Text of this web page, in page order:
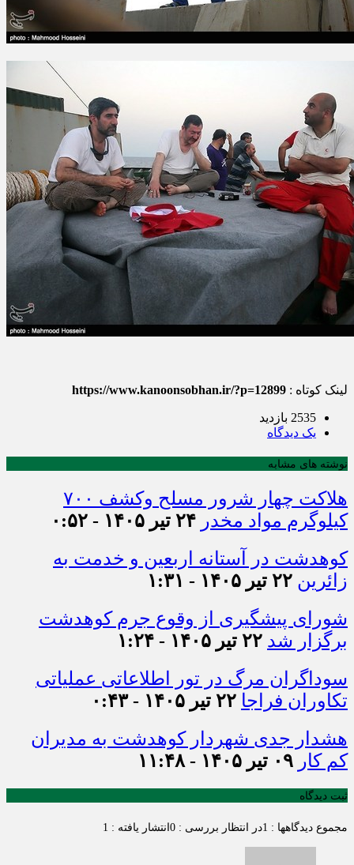
لینک کوتاه : https://www.kanoonsobhan.ir/?p=12899
2535 بازدید
يک دیدگاه
نوشته های مشابه
هلاکت چهار شرور مسلح وکشف ۷۰۰
کیلوگرم مواد مخدر ۲۴ تیر ۱۴۰۵ - ۰:۵۲
کوهدشت در آستانه اربعین و خدمت‌ به
زائرین ۲۲ تیر ۱۴۰۵ - ۱:۳۱
شورای پیشگیری از وقوع جرم کوهدشت
برگزار شد ۲۲ تیر ۱۴۰۵ - ۱:۲۴
سوداگران مرگ در تور اطلاعاتی عملیاتی
تکاوران فراجا ۲۲ تیر ۱۴۰۵ - ۰:۴۳
هشدار جدی شهردار کوهدشت به مدیران
کم کار ۰۹ تیر ۱۴۰۵ - ۱۱:۴۸
ثبت دیدگاه
مجموع دیدگاهها : 1 در انتظار بررسی : 0 انتشار یافته : 1